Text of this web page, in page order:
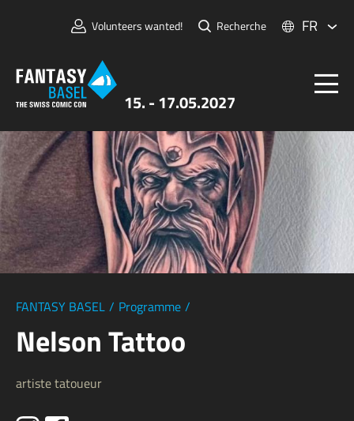
15. - 17.05.2027
Volunteers wanted! Recherche FR
Billets
FANTASY BASEL
Informations
Pour Exposants
Presse et Médias
FANTASY BASEL / Programme /
Nelson Tattoo
artiste tatoueur